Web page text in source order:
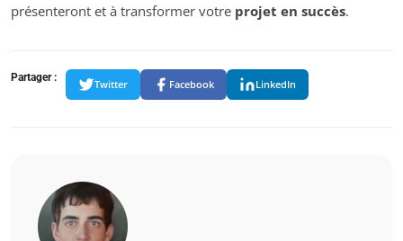
présenteront et à transformer votre projet en succès.
Partager :
Twitter Facebook LinkedIn